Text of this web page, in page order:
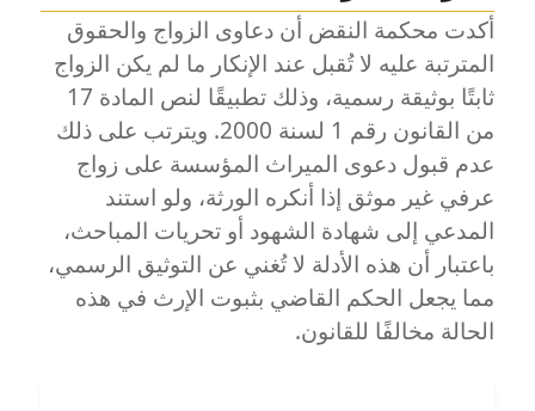
النقض
وأثره
على
النسب
أكدت محكمة النقض أن دعاوى الزواج والحقوق
المترتبة عليه لا تُقبل عند الإنكار ما لم يكن الزواج
ثابتًا بوثيقة رسمية، وذلك تطبيقًا لنص المادة 17
من القانون رقم 1 لسنة 2000. ويترتب على ذلك
عدم قبول دعوى الميراث المؤسسة على زواج
عرفي غير موثق إذا أنكره الورثة، ولو استند
المدعي إلى شهادة الشهود أو تحريات المباحث،
باعتبار أن هذه الأدلة لا تُغني عن التوثيق الرسمي،
مما يجعل الحكم القاضي بثبوت الإرث في هذه
الحالة مخالفًا للقانون.